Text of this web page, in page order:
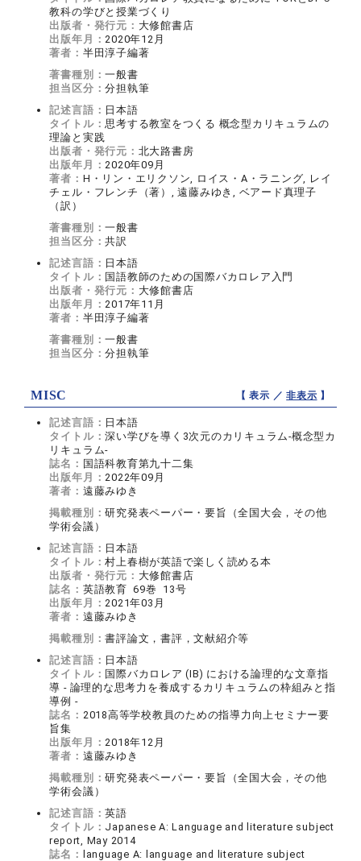
教科の学びと授業づくり
出版者・発行元： 大修館書店
出版年月：2020年12月
著者： 半田淳子編著
著書種別：一般書
担当区分：分担執筆
記述言語： 日本語
タイトル：思考する教室をつくる 概念型カリキュラムの
理論と実践
出版者・発行元： 北大路書房
出版年月：2020年09月
著者： H・リン・エリクソン, ロイス・A・ラニング, レイ
チェル・フレンチ（著）, 遠藤みゆき, ベアード真理子
（訳）
著書種別：一般書
担当区分：共訳
記述言語： 日本語
タイトル： 国語教師のための国際バカロレア入門
出版者・発行元： 大修館書店
出版年月：2017年11月
著者： 半田淳子編著
著書種別：一般書
担当区分：分担執筆
MISC 【 表示 ／非表示 】
記述言語： 日本語
タイトル：深い学びを導く3次元のカリキュラム-概念型カ
リキュラム-
誌名： 国語科教育第九十二集
出版年月：2022年09月
著者： 遠藤みゆき
掲載種別：研究発表ペーパー・要旨（全国大会，その他
学術会議）
記述言語： 日本語
タイトル：村上春樹が英語で楽しく読める本
出版者・発行元： 大修館書店
誌名： 英語教育 69巻 13号
出版年月：2021年03月
著者： 遠藤みゆき
掲載種別：書評論文，書評，文献紹介等
記述言語： 日本語
タイトル： 国際バカロレア (IB) における論理的な文章指
導 - 論理的な思考力を養成するカリキュラムの枠組みと指
導例 -
誌名： 2018高等学校教員のための指導力向上セミナー要
旨集
出版年月：2018年12月
著者： 遠藤みゆき
掲載種別：研究発表ペーパー・要旨（全国大会，その他
学術会議）
記述言語：英語
タイトル： Japanese A: Language and literature subject
report, May 2014
誌名：
language A: language and literature subject